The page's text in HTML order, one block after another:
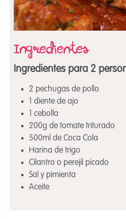
Ingredientes para 2
2 pechugas de pollo
1 diente de ajo
1 cebolla
200g de tomate triturado
500ml de Coca Cola
Harina de trigo
Cilantro o perejil picado
Sal y pimienta
Aceite